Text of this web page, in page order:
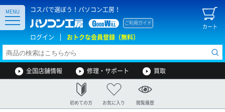
コスパで選ぼう！パソコン工房！
カート
ご利用ガイド
ログイン おトクな会員登録（無料）
MENU
全国店舗情報 修理・サポート 買取
初めての方 お気に入り 閲覧履歴